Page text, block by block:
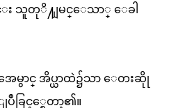
င္း သူတုိ႔ျမင္ေသာ္ ေခါ
ာင္ အိပ္ယာထဲ၌သာ ေတးဆိုု
ြင့္ရေတာ့၏။